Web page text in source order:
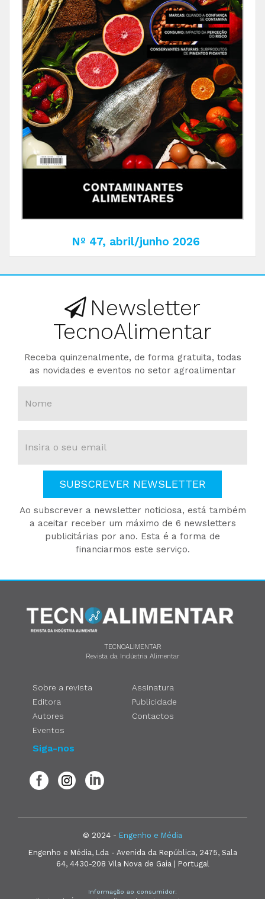
Nº 47, abril/junho 2026
Newsletter
TecnoAlimentar
Receba quinzenalmente, de forma gratuita, todas
as novidades e eventos no setor agroalimentar
SUBSCREVER NEWSLETTER
Ao subscrever a newsletter noticiosa, está também
a aceitar receber um máximo de 6 newsletters
publicitárias por ano. Esta é a forma de
financiarmos este serviço.
TECNOALIMENTAR
Revista da Indústria Alimentar
Sobre a revista
Editora
Autores
Eventos
Assinatura
Publicidade
Contactos
Siga-nos
© 2024 - Engenho e Média
Engenho e Média, Lda - Avenida da República, 2475, Sala
64, 4430-208 Vila Nova de Gaia | Portugal
Informação ao consumidor: